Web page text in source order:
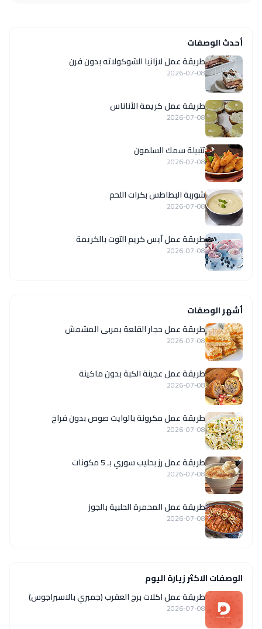
أحدث الوصفات
طريقة عمل لازانيا الشوكولاته بدون فرن
2026-07-08
طريقة عمل كريمة الأناناس
2026-07-08
تتبيلة سمك السلمون
2026-07-08
شوربة البطاطس بكرات اللحم
2026-07-08
طريقة عمل آيس كريم التوت بالكريمة
2026-07-08
أشهر الوصفات
طريقة عمل حجار القلعة بمربى المشمش
2026-07-08
طريقة عمل عجينة الكبة بدون ماكينة
2026-07-08
طريقة عمل مكرونة بالوايت صوص بدون فراخ
2026-07-08
طريقة عمل رز بحليب سوري بـ 5 مكونات
2026-07-08
طريقة عمل المحمرة الحلبية بالجوز
2026-07-08
الوصفات الاكثر زيارة اليوم
طريقة عمل اكلات برج العقرب (جمبري بالاسبراجوس)
2026-07-08